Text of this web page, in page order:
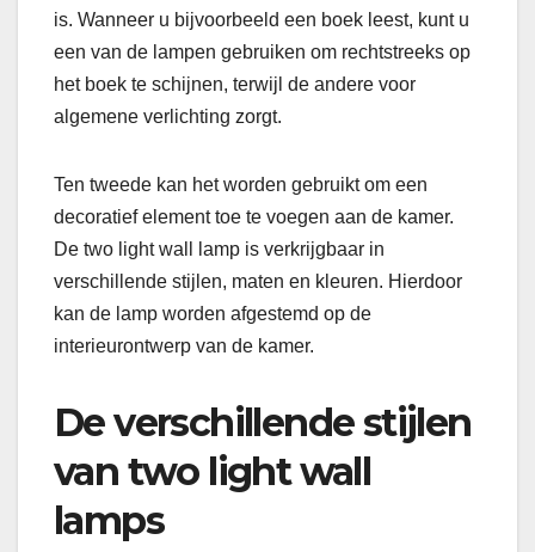
is. Wanneer u bijvoorbeeld een boek leest, kunt u
een van de lampen gebruiken om rechtstreeks op
het boek te schijnen, terwijl de andere voor
algemene verlichting zorgt.
Ten tweede kan het worden gebruikt om een
decoratief element toe te voegen aan de kamer.
De two light wall lamp is verkrijgbaar in
verschillende stijlen, maten en kleuren. Hierdoor
kan de lamp worden afgestemd op de
interieurontwerp van de kamer.
De verschillende stijlen
van two light wall
lamps